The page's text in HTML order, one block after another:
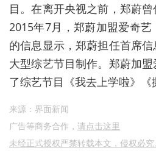
目。在离开央视之前，郑蔚曾
2015年7月，郑蔚加盟爱奇
的信息显示，郑蔚担任首席
大型综艺节目制作。郑蔚加
了综艺节目《我去上学啦》《
来源：界面新闻
广告等商务合作， 请点击这里
未经正式授权严禁转载本文，侵权必究